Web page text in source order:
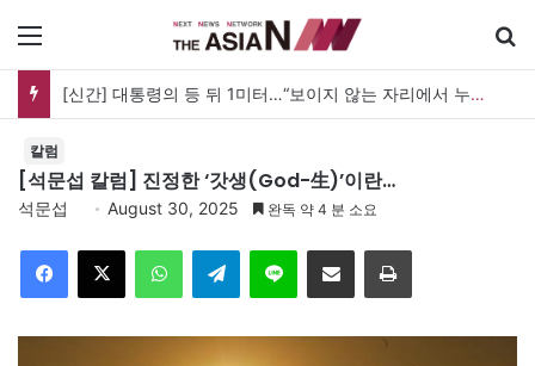
메뉴
[신간] 대통령의 등 뒤 1미터…“보이지 않는 자리에서 누구를 지킨다는 것”
칼럼
[석문섭 칼럼] 진정한 ‘갓생(God-生)’이란…
석문섭 August 30, 2025 완독 약 4 분 소요
Facebook
X WhatsAppTelegramLine 이메일 인쇄